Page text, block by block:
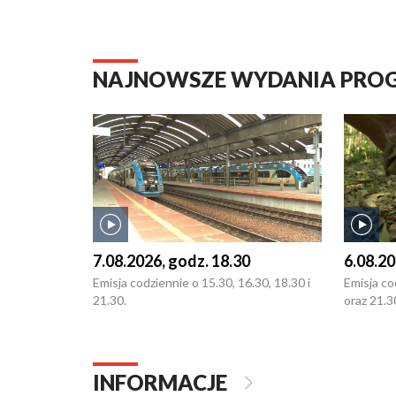
NAJNOWSZE WYDANIA
7.08.2026, godz. 18.30
Emisja codziennie o 15.30, 16.30, 18.30 i
21.30.
Emisja
oraz
INFORMACJE